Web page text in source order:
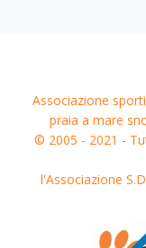
Associazione
praia a mare
© 2005 - 2021 -
l'Associazione